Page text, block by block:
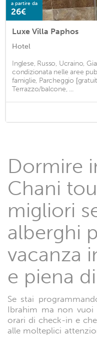
a partire da
26€
Luxe Villa Paphos
Hotel
Inglese, Russo, Ucraino,
condizionata nelle aree
famiglie, Parcheggio
Terrazzo/balcone, ...
Dormire
Chani
migliori
alberghi
vacanza
e piena
Se stai
Ibrahim ma non vuoi
orari di check-in e
alle molteplici